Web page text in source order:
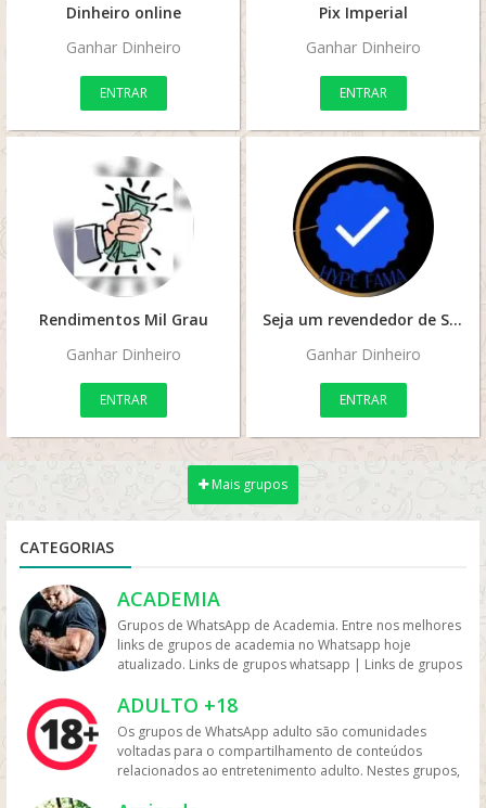
Dinheiro online
Ganhar Dinheiro
ENTRAR
Pix Imperial
Ganhar Dinheiro
ENTRAR
Rendimentos Mil Grau
Ganhar Dinheiro
ENTRAR
Seja um revendedor de SEGUIDORES
Ganhar Dinheiro
ENTRAR
Mais grupos
CATEGORIAS
ACADEMIA
Grupos de WhatsApp de Academia. Entre nos melhores
links de grupos de academia no Whatsapp hoje
atualizado. Links de grupos whatsapp | Links de grupos
de Whatsapp – Link Grupo Whatsapp. Só os melhores
links de grupos do Whatsapp entre agora porque os
links podem expirar. Mas antes compartilhe os grupos
na redes sociais. Conheça os grupos na rede sociais
whatsapp e converse com pessoas porque é tudo de
bom. Interaja com pessoas do brasil inteiro e também
ADULTO +18
Os grupos de WhatsApp adulto são comunidades
voltadas para o compartilhamento de conteúdos
relacionados ao entretenimento adulto. Nestes grupos,